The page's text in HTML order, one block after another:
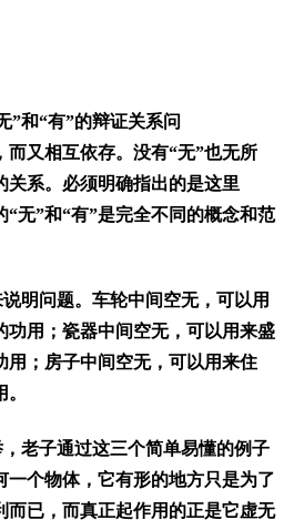
”和“有”的辩证关系问
而又相互依存。没有“无”也无所
关系。必须明确指出的是这里
“无”和“有”是完全不同的概念和范
明问题。车轮中间空无，可以用
功用；瓷器中间空无，可以用来盛
用；房子中间空无，可以用来住
老子通过这三个简单易懂的例子
一个物体，它有形的地方只是为了
而已，而真正起作用的正是它虚无